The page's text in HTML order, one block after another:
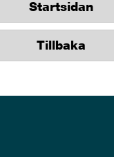
Startsidan
Tillbaka